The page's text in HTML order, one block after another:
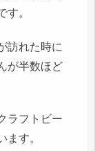
す。
訪れた時に
が半数ほど
ラフトビー
ます。